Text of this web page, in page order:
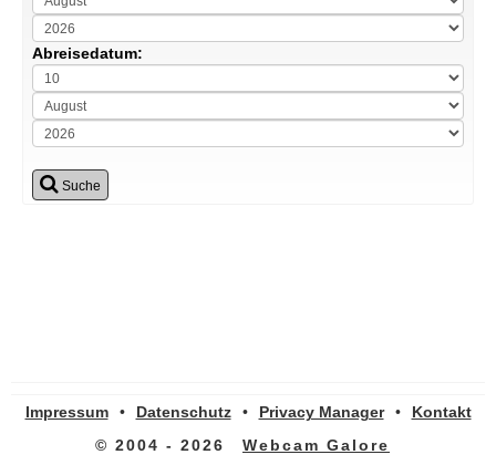
Abreisedatum:
Suche
Impressum • Datenschutz • Privacy Manager •
Kontakt
© 2004 - 2026
Webcam Galore